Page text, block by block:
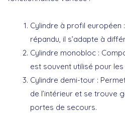
Cylindre à profil européen :
répandu, il s’adapte à
Cylindre monobloc :
est souvent utilisé pour
Cylindre demi-tour :
de l’intérieur et se trouve
portes de secours.